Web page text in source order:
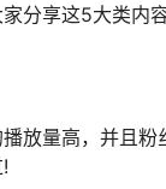
分享这5大类内
放量高，并且